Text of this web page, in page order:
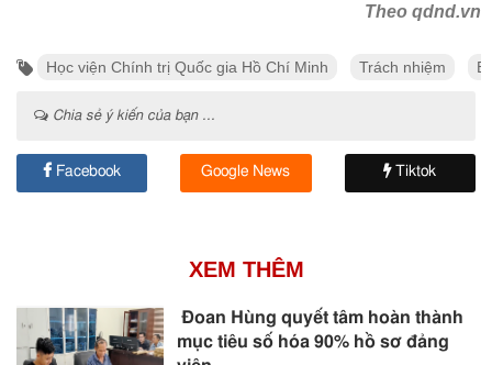
Theo qdnd.vn
Học viện Chính trị Quốc gia Hồ Chí Minh Trách nhiệm
Chia sẻ ý kiến của bạn ...
Facebook Google News Tiktok
XEM THÊM
Đoan Hùng quyết tâm hoàn thành
mục tiêu số hóa 90% hồ sơ đảng